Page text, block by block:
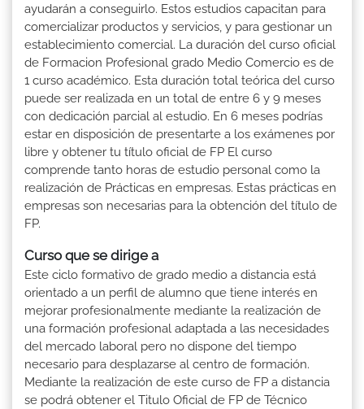
ayudarán a conseguirlo. Estos estudios capacitan para
comercializar productos y servicios, y para gestionar un
establecimiento comercial. La duración del curso oficial
de Formacion Profesional grado Medio Comercio es de
1 curso académico. Esta duración total teórica del curso
puede ser realizada en un total de entre 6 y 9 meses
con dedicación parcial al estudio. En 6 meses podrías
estar en disposición de presentarte a los exámenes por
libre y obtener tu título oficial de FP El curso
comprende tanto horas de estudio personal como la
realización de Prácticas en empresas. Estas prácticas en
empresas son necesarias para la obtención del título de
FP.
Curso que se dirige a
Este ciclo formativo de grado medio a distancia está
orientado a un perfil de alumno que tiene interés en
mejorar profesionalmente mediante la realización de
una formación profesional adaptada a las necesidades
del mercado laboral pero no dispone del tiempo
necesario para desplazarse al centro de formación.
Mediante la realización de este curso de FP a distancia
se podrá obtener el Titulo Oficial de FP de Técnico